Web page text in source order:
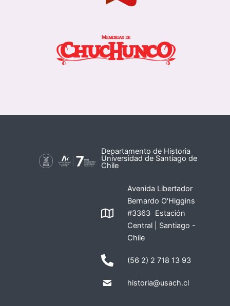
Departamento de Historia
Universidad de Santiago de
Chile
Avenida Libertador
Bernardo O'Higgins
#3363 Estación
Central | Santiago -
Chile
(56 2) 2 718 13 93
historia@usach.cl